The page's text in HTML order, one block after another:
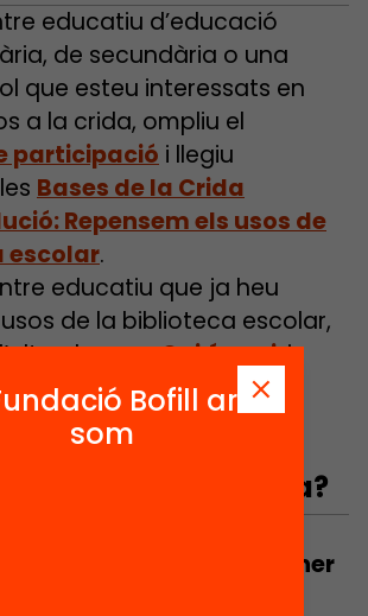
educatiu d’educació
de secundària o una
que esteu interessats en
a la crida, ompliu el
participació i llegiu
Bases de la Crida
Repensem els usos de
escolar.
educatiu que ja heu
de la biblioteca escolar,
al mapaQui és qui, i
experiència!
podeu contactar
acosials@fbofill.cat
segueix la crida?
per a complimentar el
és el
15 de gener
Bofill ara
som